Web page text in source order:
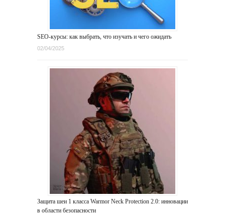
SEO-курсы: как выбрать, что изучать и чего ожидать
02/04/2025
Защита шеи 1 класса Warmor Neck Protection 2.0: инновации
в области безопасности